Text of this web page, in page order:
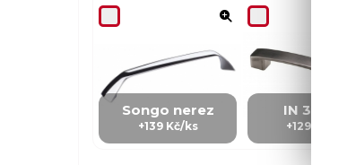
Songo nerez
+139 Kč/ks
IN 3 - kov
+129 Kč/Ks